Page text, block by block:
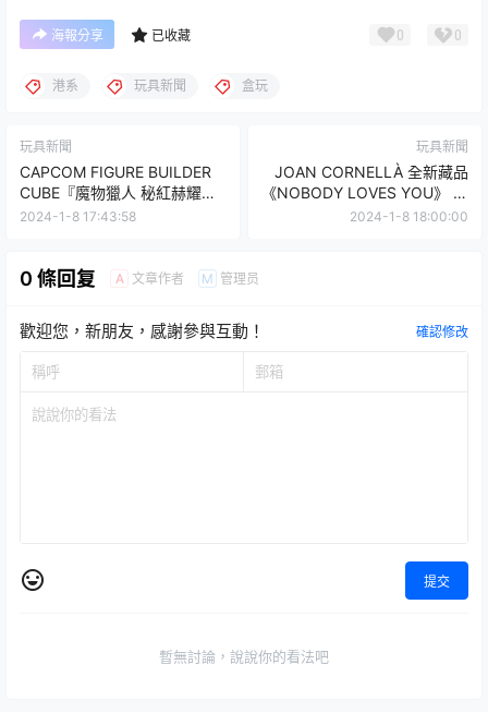
海報分享 已收藏 0 0
港系 玩具新聞 盒玩
玩具新聞
CAPCOM FIGURE BUILDER
CUBE『魔物獵人 秘紅赫耀的
天彗龍』再現龍氣溢出的暴走
2024-1-8 17:43:58
玩具新聞
JOAN CORNELLÀ 全新藏品
《NOBODY LOVES YOU》 來
GET個同款生日蛋糕吧 !
2024-1-8 18:00:00
0 條回复 A 文章作者 M 管理员
歡迎您，新朋友，感謝參與互動！ 確認修改
提交
暫無討論，說說你的看法吧